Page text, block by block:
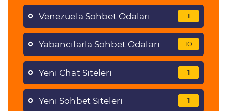
Venezuela Sohbet Odaları 1
Yabancılarla Sohbet Odaları 10
Yeni Chat Siteleri 1
Yeni Sohbet Siteleri 1